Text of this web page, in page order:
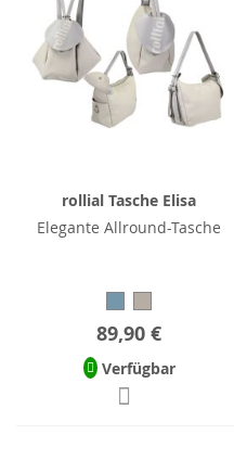
rollial Tasche Elisa
Elegante Allround-Tasche
89,90 €
Verfügbar